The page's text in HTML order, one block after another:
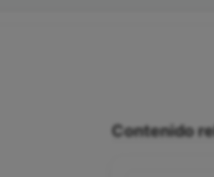
Contenido